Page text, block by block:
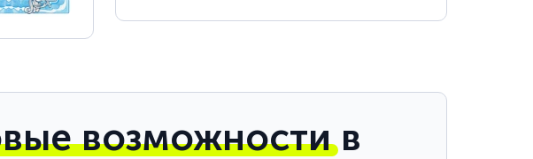
возможностив